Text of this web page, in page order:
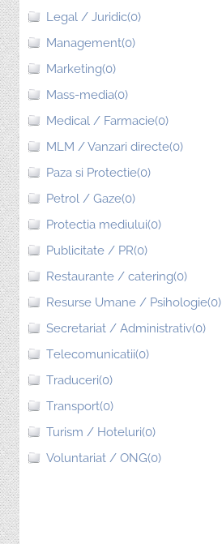
Legal / Juridic(0)
Management(0)
Marketing(0)
Mass-media(0)
Medical / Farmacie(0)
MLM / Vanzari directe(0)
Paza si Protectie(0)
Petrol / Gaze(0)
Protectia mediului(0)
Publicitate / PR(0)
Restaurante / catering(0)
Resurse Umane / Psihologie(0)
Secretariat / Administrativ(0)
Telecomunicatii(0)
Traduceri(0)
Transport(0)
Turism / Hoteluri(0)
Voluntariat / ONG(0)